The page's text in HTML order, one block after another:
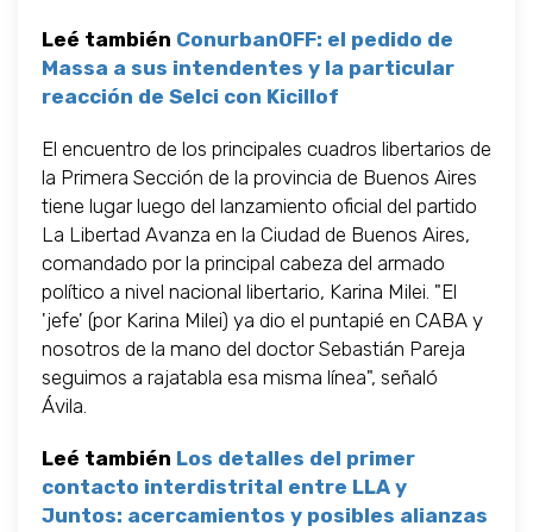
Leé también ConurbanOFF: el pedido de
Massa a sus intendentes y la particular
reacción de Selci con Kicillof
El encuentro de los principales cuadros libertarios de
la Primera Sección de la provincia de Buenos Aires
tiene lugar luego del lanzamiento oficial del partido
La Libertad Avanza en la Ciudad de Buenos Aires,
comandado por la principal cabeza del armado
político a nivel nacional libertario, Karina Milei. "El
'jefe' (por Karina Milei) ya dio el puntapié en CABA y
nosotros de la mano del doctor Sebastián Pareja
seguimos a rajatabla esa misma línea", señaló
Ávila.
Leé también Los detalles del primer
contacto interdistrital entre LLA y
Juntos: acercamientos y posibles alianzas